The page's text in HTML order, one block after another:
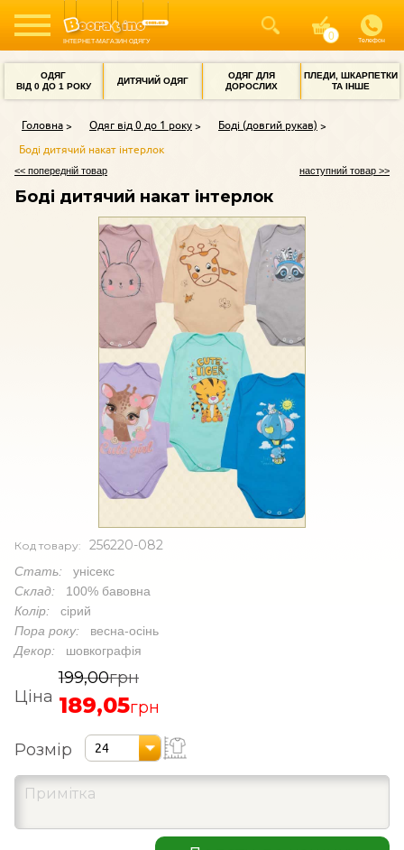
ІНТЕРНЕТ-МАГАЗИН ОДЯГУ Телефон
ОДЯГ
ВІД 0 ДО 1 РОКУ
ДИТЯЧИЙ ОДЯГ
ОДЯГ ДЛЯ
ДОРОСЛИХ
ПЛЕДИ, ШКАРПЕТКИ
ТА ІНШЕ
Головна Одяг від 0 до 1 року
Боді (довгий рукав)
Боді дитячий накат інтерлок
<< попередній товар наступний товар >>
Боді дитячий накат інтерлок
Код товару: 256220-082
Стать: унісекс
Склад: 100% бавовна
Колір: сірий
Пора року: весна-осінь
Декор: шовкографія
Ціна
199,00грн
189,05грн
Розмір 24